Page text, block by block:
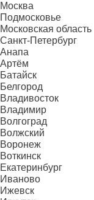
Москва
Подмосковье
Московская область
Санкт-Петербург
Анапа
Артём
Батайск
Белгород
Владивосток
Владимир
Волгоград
Волжский
Воронеж
Воткинск
Екатеринбург
Иваново
Ижевск